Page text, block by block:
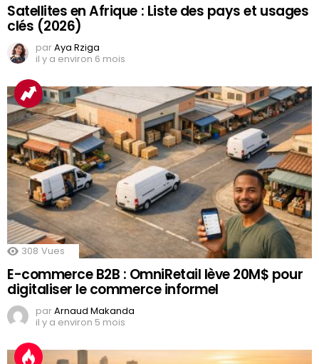
Satellites en Afrique : Liste des pays et usages
clés (2026)
parAya Rziga
il y a environ 6 mois
308 Vues
E-commerce B2B : OmniRetail lève 20M$ pour
digitaliser le commerce informel
parArnaud Makanda
il y a environ 5 mois